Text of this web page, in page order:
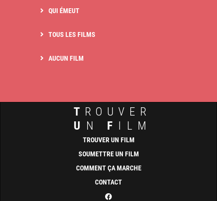
QUI ÉMEUT
TOUS LES FILMS
AUCUN FILM
T ROUVER
U N F ILM
TROUVER UN FILM
SOUMETTRE UN FILM
COMMENT ÇA MARCHE
CONTACT